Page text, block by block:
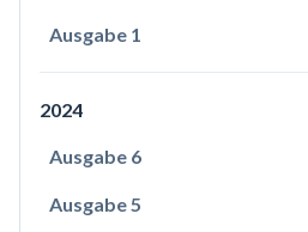
Ausgabe 1
2024
Ausgabe 6
Ausgabe 5